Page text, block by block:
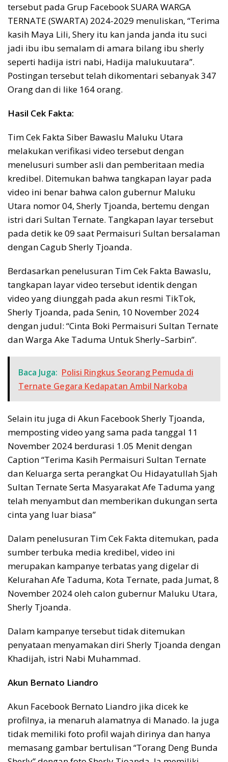
tersebut pada Grup Facebook SUARA WARGA
TERNATE (SWARTA) 2024-2029 menuliskan, “Terima
kasih Maya Lili, Shery itu kan janda janda itu suci
jadi ibu ibu semalam di amara bilang ibu sherly
seperti hadija istri nabi, Hadija malukuutara”.
Postingan tersebut telah dikomentari sebanyak 347
Orang dan di like 164 orang.
Hasil Cek Fakta:
Tim Cek Fakta Siber Bawaslu Maluku Utara
melakukan verifikasi video tersebut dengan
menelusuri sumber asli dan pemberitaan media
kredibel. Ditemukan bahwa tangkapan layar pada
video ini benar bahwa calon gubernur Maluku
Utara nomor 04, Sherly Tjoanda, bertemu dengan
istri dari Sultan Ternate. Tangkapan layar tersebut
pada detik ke 09 saat Permaisuri Sultan bersalaman
dengan Cagub Sherly Tjoanda.
Berdasarkan penelusuran Tim Cek Fakta Bawaslu,
tangkapan layar video tersebut identik dengan
video yang diunggah pada akun resmi TikTok,
Sherly Tjoanda, pada Senin, 10 November 2024
dengan judul: “Cinta Boki Permaisuri Sultan Ternate
dan Warga Ake Taduma Untuk Sherly–Sarbin”.
Baca Juga: Polisi Ringkus Seorang Pemuda di
Ternate Gegara Kedapatan Ambil Narkoba
Selain itu juga di Akun Facebook Sherly Tjoanda,
memposting video yang sama pada tanggal 11
November 2024 berdurasi 1.05 Menit dengan
Caption “Terima Kasih Permaisuri Sultan Ternate
dan Keluarga serta perangkat Ou Hidayatullah Sjah
Sultan Ternate Serta Masyarakat Afe Taduma yang
telah menyambut dan memberikan dukungan serta
cinta yang luar biasa”
Dalam penelusuran Tim Cek Fakta ditemukan, pada
sumber terbuka media kredibel, video ini
merupakan kampanye terbatas yang digelar di
Kelurahan Afe Taduma, Kota Ternate, pada Jumat, 8
November 2024 oleh calon gubernur Maluku Utara,
Sherly Tjoanda.
Dalam kampanye tersebut tidak ditemukan
penyataan menyamakan diri Sherly Tjoanda dengan
Khadijah, istri Nabi Muhammad.
Akun Bernato Liandro
Akun Facebook Bernato Liandro jika dicek ke
profilnya, ia menaruh alamatnya di Manado. Ia juga
tidak memiliki foto profil wajah dirinya dan hanya
memasang gambar bertulisan “Torang Deng Bunda